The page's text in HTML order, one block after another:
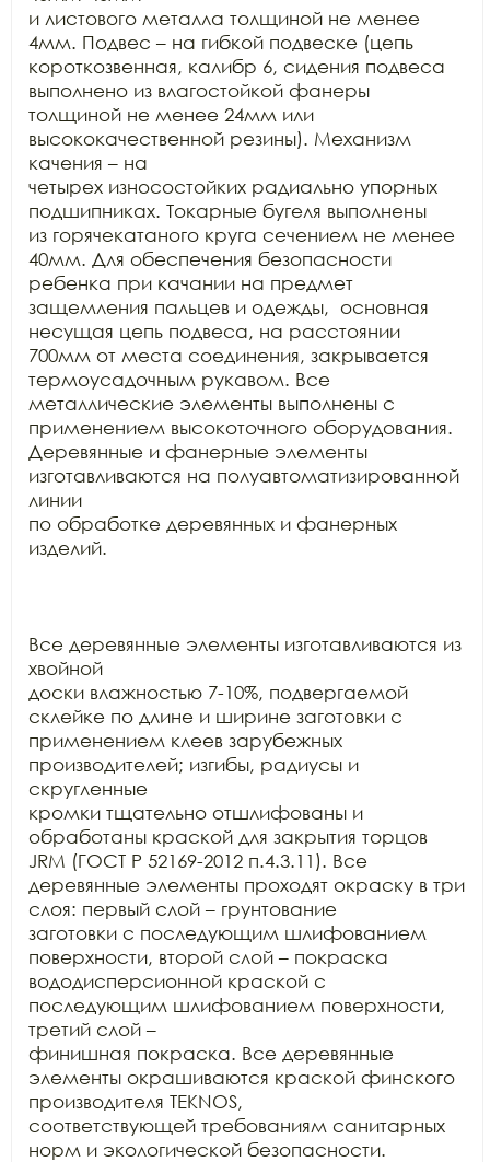
и листового металла толщиной не менее
4мм. Подвес – на гибкой подвеске (цепь
короткозвенная, калибр 6, сидения подвеса
выполнено из влагостойкой фанеры
толщиной не менее 24мм или
высококачественной резины). Механизм
качения – на
четырех износостойких радиально упорных
подшипниках. Токарные бугеля выполнены
из горячекатаного круга сечением не менее
40мм. Для обеспечения безопасности
ребенка при качании на предмет
защемления пальцев и одежды,  основная
несущая цепь подвеса, на расстоянии
700мм от места соединения, закрывается
термоусадочным рукавом. Все
металлические элементы выполнены с
применением высокоточного оборудования.
Деревянные и фанерные элементы
изготавливаются на полуавтоматизированной
линии
по обработке деревянных и фанерных
изделий.
Все деревянные элементы изготавливаются из
хвойной
доски влажностью 7-10%, подвергаемой
склейке по длине и ширине заготовки с
применением клеев зарубежных
производителей; изгибы, радиусы и
скругленные
кромки тщательно отшлифованы и
обработаны краской для закрытия торцов
JRM (ГОСТ Р 52169-2012 п.4.3.11). Все
деревянные элементы проходят окраску в три
слоя: первый слой – грунтование
заготовки с последующим шлифованием
поверхности, второй слой – покраска
вододисперсионной краской с
последующим шлифованием поверхности,
третий слой –
финишная покраска. Все деревянные
элементы окрашиваются краской финского
производителя TEKNOS,
соответствующей требованиям санитарных
норм и экологической безопасности.